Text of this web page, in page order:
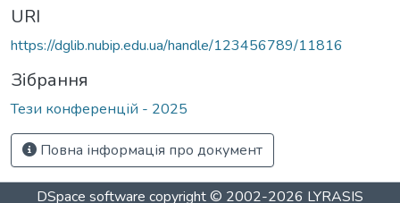
URI
https://dglib.nubip.edu.ua/handle/123456789/11816
Зібрання
Тези конференцій - 2025
Повна інформація про документ
DSpace software copyright © 2002-2026 LYRASIS